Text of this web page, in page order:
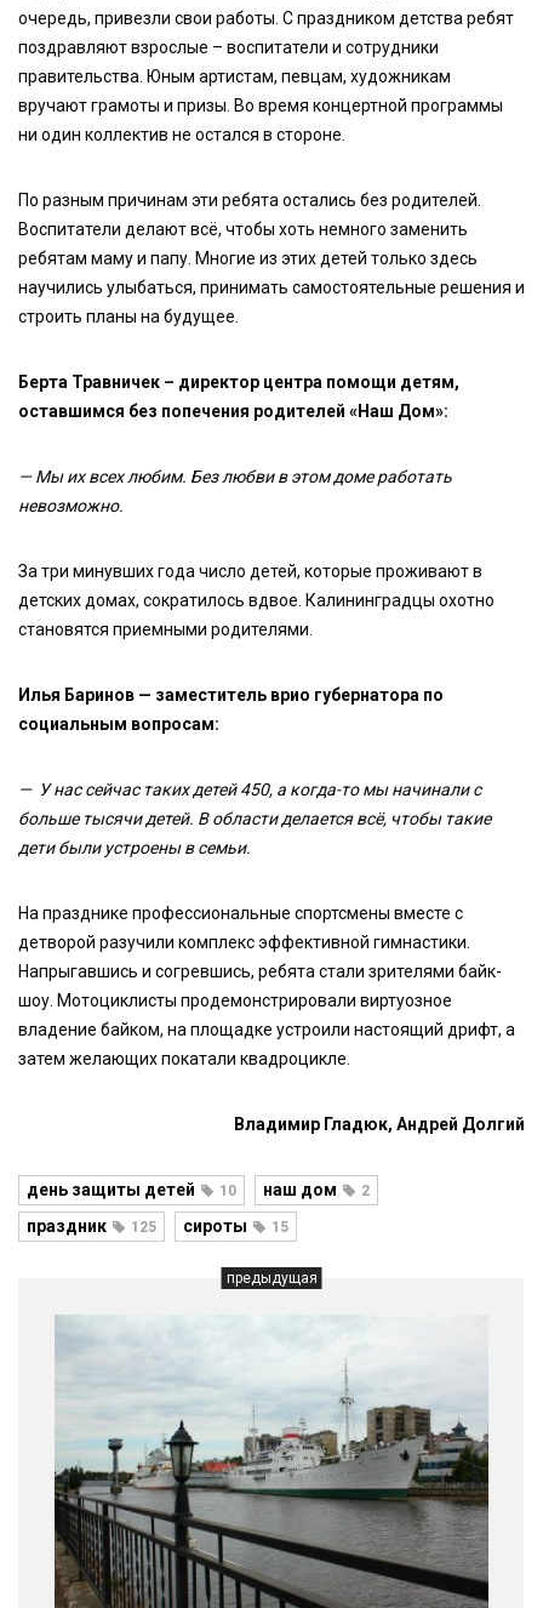
очередь, привезли свои работы. С праздником детства ребят
поздравляют взрослые – воспитатели и сотрудники
правительства. Юным артистам, певцам, художникам
вручают грамоты и призы. Во время концертной программы
ни один коллектив не остался в стороне.
По разным причинам эти ребята остались без родителей.
Воспитатели делают всё, чтобы хоть немного заменить
ребятам маму и папу. Многие из этих детей только здесь
научились улыбаться, принимать самостоятельные решения и
строить планы на будущее.
Берта Травничек – директор центра помощи детям,
оставшимся без попечения родителей «Наш Дом»:
— Мы их всех любим. Без любви в этом доме работать
невозможно.
За три минувших года число детей, которые проживают в
детских домах, сократилось вдвое. Калининградцы охотно
становятся приемными родителями.
Илья Баринов — заместитель врио губернатора по
социальным вопросам:
— У нас сейчас таких детей 450, а когда-то мы начинали с
больше тысячи детей. В области делается всё, чтобы такие
дети были устроены в семьи.
На празднике профессиональные спортсмены вместе с
детворой разучили комплекс эффективной гимнастики.
Напрыгавшись и согревшись, ребята стали зрителями байк-
шоу. Мотоциклисты продемонстрировали виртуозное
владение байком, на площадке устроили настоящий дрифт, а
затем желающих покатали квадроцикле.
Владимир Гладюк, Андрей Долгий
день защиты детей 10 наш дом 2
праздник 125 сироты 15
предыдущая